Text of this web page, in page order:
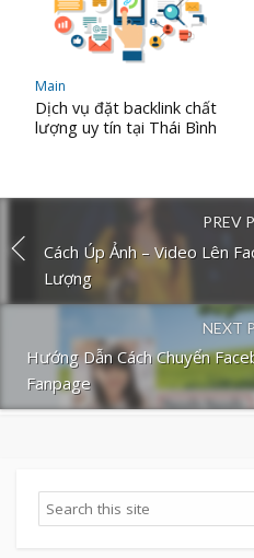
Main
Dịch vụ đặt backlink chất
lượng uy tín tại Thái Bình
PREV
Cách Úp Ảnh – Video Lên
Lượng
NEXT
Hướng Dẫn Cách Chuyển
Fanpage
Search